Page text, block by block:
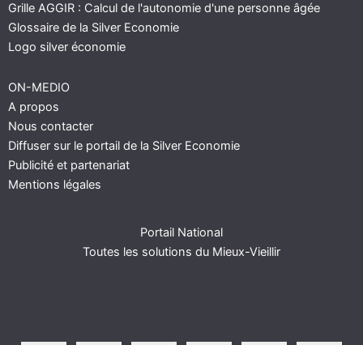
Grille AGGIR : Calcul de l'autonomie d'une personne âgée
Glossaire de la Silver Economie
Logo silver économie
ON-MEDIO
A propos
Nous contacter
Diffuser sur le portail de la Silver Economie
Publicité et partenariat
Mentions légales
Portail National
Toutes les solutions du Mieux-Vieillir